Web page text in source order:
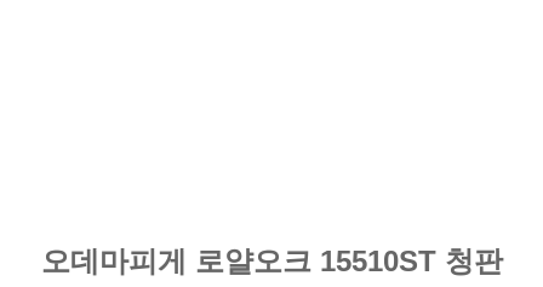
오데마피게 로얄오크 15510ST 청판